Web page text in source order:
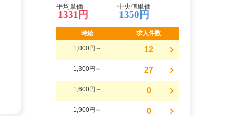
平均単価
1331円
中央値単価
1350円
時給 求人件数
1,000円～ 12
1,300円～ 27
1,600円～ 0
1,900円～ 0